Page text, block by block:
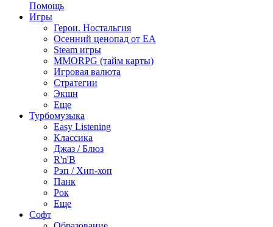
Помощь
Игры
Герои. Ностальгия
Осенний ценопад от EA
Steam игры
MMORPG (тайм карты)
Игровая валюта
Стратегии
Экшн
Еще
Турбомузыка
Easy Listening
Классика
Джаз / Блюз
R'n'B
Рэп / Хип-хоп
Панк
Рок
Еще
Софт